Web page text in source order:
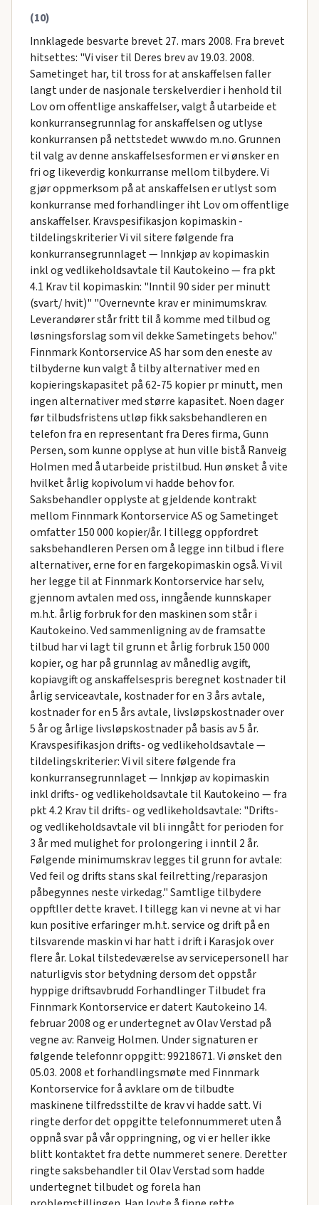
(10)
Innklagede besvarte brevet 27. mars 2008. Fra brevet
hitsettes: "Vi viser til Deres brev av 19.03. 2008.
Sametinget har, til tross for at anskaffelsen faller
langt under de nasjonale terskelverdier i henhold til
Lov om offentlige anskaffelser, valgt å utarbeide et
konkurransegrunnlag for anskaffelsen og utlyse
konkurransen på nettstedet www.do m.no. Grunnen
til valg av denne anskaffelsesformen er vi ønsker en
fri og likeverdig konkurranse mellom tilbydere. Vi
gjør oppmerksom på at anskaffelsen er utlyst som
konkurranse med forhandlinger iht Lov om offentlige
anskaffelser. Kravspesifikasjon kopimaskin -
tildelingskriterier Vi vil sitere følgende fra
konkurransegrunnlaget — Innkjøp av kopimaskin
inkl og vedlikeholdsavtale til Kautokeino — fra pkt
4.1 Krav til kopimaskin: "Inntil 90 sider per minutt
(svart/ hvit)" "Overnevnte krav er minimumskrav.
Leverandører står fritt til å komme med tilbud og
løsningsforslag som vil dekke Sametingets behov."
Finnmark Kontorservice AS har som den eneste av
tilbyderne kun valgt å tilby alternativer med en
kopieringskapasitet på 62-75 kopier pr minutt, men
ingen alternativer med større kapasitet. Noen dager
før tilbudsfristens utløp fikk saksbehandleren en
telefon fra en representant fra Deres firma, Gunn
Persen, som kunne opplyse at hun ville bistå Ranveig
Holmen med å utarbeide pristilbud. Hun ønsket å vite
hvilket årlig kopivolum vi hadde behov for.
Saksbehandler opplyste at gjeldende kontrakt
mellom Finnmark Kontorservice AS og Sametinget
omfatter 150 000 kopier/år. I tillegg oppfordret
saksbehandleren Persen om å legge inn tilbud i flere
alternativer, erne for en fargekopimaskin også. Vi vil
her legge til at Finnmark Kontorservice har selv,
gjennom avtalen med oss, inngående kunnskaper
m.h.t. årlig forbruk for den maskinen som står i
Kautokeino. Ved sammenligning av de framsatte
tilbud har vi lagt til grunn et årlig forbruk 150 000
kopier, og har på grunnlag av månedlig avgift,
kopiavgift og anskaffelsespris beregnet kostnader til
årlig serviceavtale, kostnader for en 3 års avtale,
kostnader for en 5 års avtale, livsløpskostnader over
5 år og årlige livsløpskostnader på basis av 5 år.
Kravspesifikasjon drifts- og vedlikeholdsavtale —
tildelingskriterier: Vi vil sitere følgende fra
konkurransegrunnlaget — Innkjøp av kopimaskin
inkl drifts- og vedlikeholdsavtale til Kautokeino — fra
pkt 4.2 Krav til drifts- og vedlikeholdsavtale: "Drifts-
og vedlikeholdsavtale vil bli inngått for perioden for
3 år med mulighet for prolongering i inntil 2 år.
Følgende minimumskrav legges til grunn for avtale:
Ved feil og drifts stans skal feilretting/reparasjon
påbegynnes neste virkedag." Samtlige tilbydere
oppftller dette kravet. I tillegg kan vi nevne at vi har
kun positive erfaringer m.h.t. service og drift på en
tilsvarende maskin vi har hatt i drift i Karasjok over
flere år. Lokal tilstedeværelse av servicepersonell har
naturligvis stor betydning dersom det oppstår
hyppige driftsavbrudd Forhandlinger Tilbudet fra
Finnmark Kontorservice er datert Kautokeino 14.
februar 2008 og er undertegnet av Olav Verstad på
vegne av: Ranveig Holmen. Under signaturen er
følgende telefonnr oppgitt: 99218671. Vi ønsket den
05.03. 2008 et forhandlingsmøte med Finnmark
Kontorservice for å avklare om de tilbudte
maskinene tilfredsstilte de krav vi hadde satt. Vi
ringte derfor det oppgitte telefonnummeret uten å
oppnå svar på vår oppringning, og vi er heIler ikke
blitt kontaktet fra dette nummeret senere. Deretter
ringte saksbehandler til Olav Verstad som hadde
undertegnet tilbudet og forela han